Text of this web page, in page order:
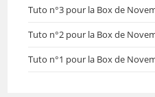
Tuto n°3 pour la Box de
Tuto n°2 pour la Box de
Tuto n°1 pour la Box de